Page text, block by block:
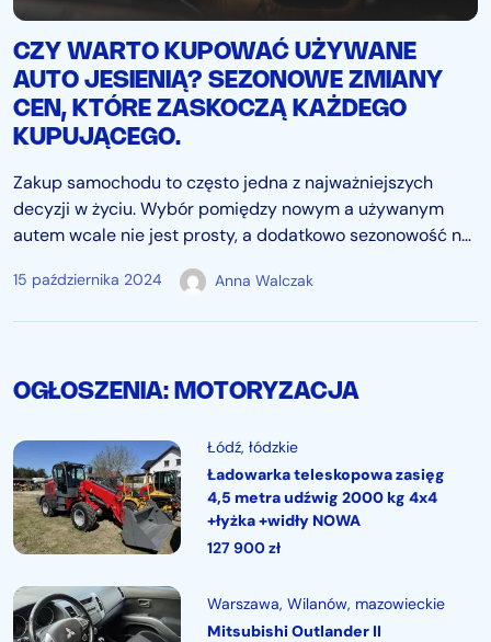
CZY WARTO KUPOWAĆ UŻYWANE
AUTO JESIENIĄ? SEZONOWE ZMIANY
CEN, KTÓRE ZASKOCZĄ KAŻDEGO
KUPUJĄCEGO.
Zakup samochodu to często jedna z najważniejszych
decyzji w życiu. Wybór pomiędzy nowym a używanym
autem wcale nie jest prosty, a dodatkowo sezonowość na
pojazdów. Jesień to czas, kiedy wiele osób zaczyna
15 października 2024 Anna Walczak
OGŁOSZENIA: MOTORYZACJA
Łódź, łódzkie
Ładowarka teleskopowa zasięg
4,5 metra udźwig 2000 kg 4x4
+łyżka +widły NOWA
127 900zł
Warszawa, Wilanów, mazowieckie
Mitsubishi Outlander II